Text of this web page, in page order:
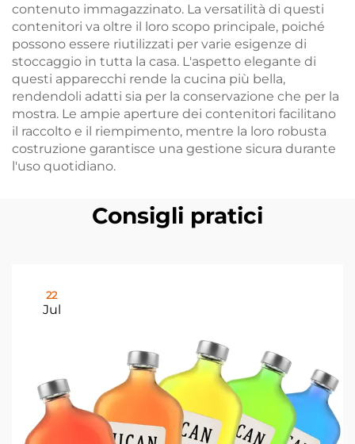
contenuto immagazzinato. La versatilità di questi
contenitori va oltre il loro scopo principale, poiché
possono essere riutilizzati per varie esigenze di
stoccaggio in tutta la casa. L'aspetto elegante di
questi apparecchi rende la cucina più bella,
rendendoli adatti sia per la conservazione che per la
mostra. Le ampie aperture dei contenitori facilitano
il raccolto e il riempimento, mentre la loro robusta
costruzione garantisce una gestione sicura durante
l'uso quotidiano.
Consigli pratici
22
Jul